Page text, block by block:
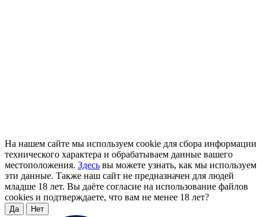
На нашем сайте мы используем cookie для сбора информации
технического характера и обрабатываем данные вашего
местоположения. Здесь вы можете узнать, как мы используем
эти данные. Также наш сайт не предназначен для людей
младше 18 лет. Вы даёте согласие на использование файлов
cookies и подтверждаете, что вам не менее 18 лет?
Да Нет